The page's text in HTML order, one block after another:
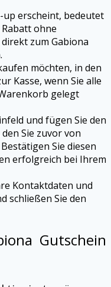
up erscheint, bedeutet
ohne
zum Gabiona
möchten, in den
Kasse, wenn Sie alle
gelegt
und fügen Sie den
Sie zuvor von
Sie diesen
erfolgreich bei Ihrem
Kontaktdaten und
schließen Sie den
Gutschein